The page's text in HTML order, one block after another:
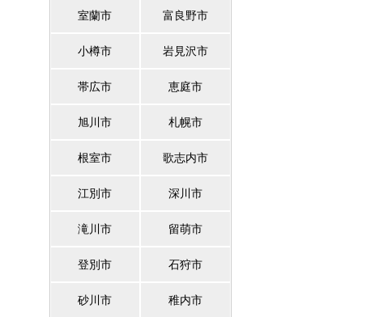
室蘭市 富良野市
小樽市 岩見沢市
帯広市 恵庭市
旭川市 札幌市
根室市 歌志内市
江別市 深川市
滝川市 留萌市
登別市 石狩市
砂川市 稚内市